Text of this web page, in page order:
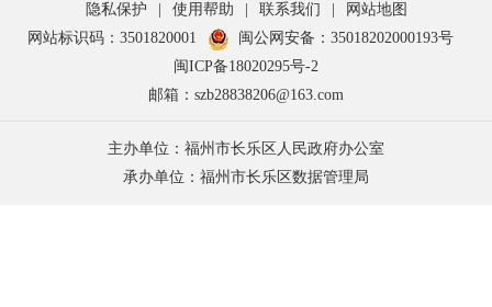
隐私保护 使用帮助 联系我们
网站地图
网站标识码：3501820001
闽公网安备：35018202000193号
闽ICP备18020295号-2
邮箱：szb28838206@163.com
主办单位：福州市长乐区人民政府办公室
承办单位：福州市长乐区数据管理局